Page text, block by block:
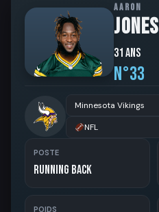
AARON
JONES
31 ans
N°33
Minnesota Vikings
NFL
POSTE
Running Back
POIDS